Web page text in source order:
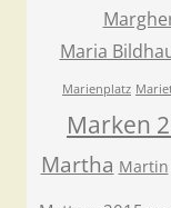
Maria
Marienplatz
Marken
Martha Martin